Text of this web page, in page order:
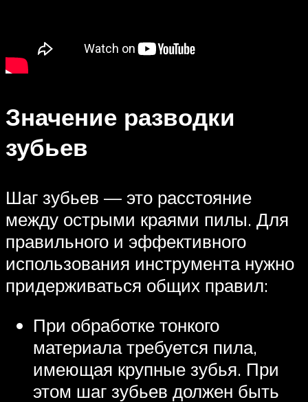
Значение разводки
зубьев
Шаг зубьев — это расстояние
между острыми краями пилы. Для
правильного и эффективного
использования инструмента нужно
придерживаться общих правил:
При обработке тонкого
материала требуется пила,
имеющая крупные зубья. При
этом шаг зубьев должен быть